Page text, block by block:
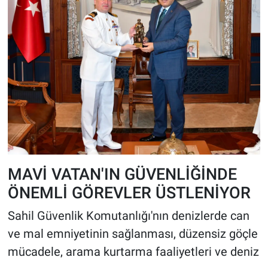
MAVİ VATAN'IN GÜVENLİĞİNDE
ÖNEMLİ GÖREVLER ÜSTLENİYOR
Sahil Güvenlik Komutanlığı'nın denizlerde can
ve mal emniyetinin sağlanması, düzensiz göçle
mücadele, arama kurtarma faaliyetleri ve deniz